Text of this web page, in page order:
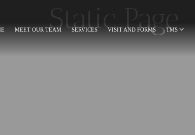
MEET OUR TEAM SERVICES VISIT AND FORMS TMS
Static Page